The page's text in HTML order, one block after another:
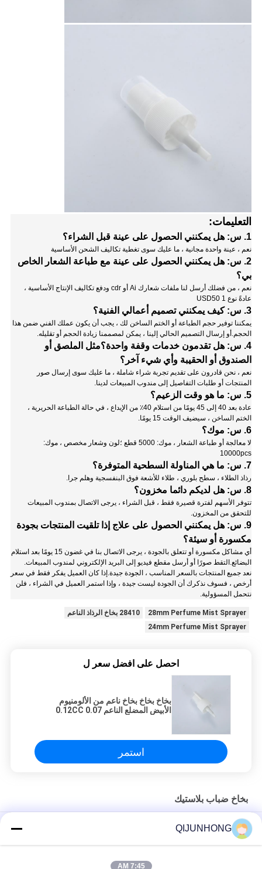
التعليمات:
1. س: هل يمكنني الحصول على عينة قبل الشراء؟
نعم ، عينة واحدة مجانية ، ما عليك سوى تغطية تكاليف الشحن الأساسية
2. س: هل يمكنني الحصول على عينة مع طباعة الشعار الخاص
بي؟
نعم ، من فضلك أرسل لنا ملفات شعارك Ai أو cdr ودفع تكاليف الإنتاج الأساسية ،
عادةً نوع 1 USD50
3. س: كيف يمكنني تصميم أعمالي الفنية؟
يمكننا توفير حجم الطباعة أو الختم الساخن لك ، يجب أن يكون عملك الفني ضمن هذا
الحجم.أو إرسال التصميم الحالي إلينا ، يمكن لمصممنا زيادة الحجم أو تقليله.
4. س: هل تقدمون خدمات وقفة واحدة؟مثل الملصق أو
الصندوق أو الحقيبة وأي شيء آخر؟
نعم ، نحن قادرون على تقديم تجربة شراء شاملة ، ما عليك سوى إرسال صور
المنتجات أو طلبات التفاصيل إلى مندوب المبيعات لدينا.
5. س: ما هو وقت الزعيم؟
عادة بعد 40 إلى 45 يومًا من استلام 40٪ من الإيداع ، في حالة الطباعة الحريرية ،
الختم الساخن ، سيضيف الوقت 15 يومًا.
6. س: موك؟
لا معالجة أو طباعة الشعار ، موك: 5000 قطع ؛لون وشعار مخصص ، موك:
10000pcs
7. س: ما هي المناولة السطحية المتوفرة؟
رذاذ الطلاء ، سطح بلوري ، طلاء للأشعة فوق البنفسجية وهلم جرا.
8. س: هل لديكم دائما مخزون؟
تتوفر الأسهم لفترة قصيرة فقط ، قبل الشراء ، يرجى الاتصال بمندوب المبيعات
للتحقق من المخزون.
9. س: هل يمكنني الحصول على علاج إذا تلقيت المنتجات بجودة
مكسورة أو سيئة؟
أي مشاكل مكسورة أو تتعلق بالجودة ، يرجى الاتصال بنا في غضون 15 يومًا بعد استلام
البضائع.التقط صورًا أو أرسل مقطع فيديو إلى البريد الإلكتروني لمندوب المبيعات.
نعد جميع المنتجات بالسعر المناسب ، الجودة جيدة.إذا كان العميل يفكر فقط في سعر
أرخص ، فسوف نذكرك أن الجودة ليست جيدة ، وإذا استمر العميل في الشراء ، فلن
نتحمل المسؤولية.
28mm Perfume Mist Sprayer
28410 بخاخ الرذاذ الناعم
24mm Perfume Mist Sprayer
احصل على افضل سعر ل
بخاخ بخاخ بخاخ ناعم من الألومنيوم
الأبيض المضلع الناعم 0.12CC 0.07
استمر
بخاخ ضباب بلاستيك
80 مل 100 مل بخاخ ضباب بلاستيكي ، بخاخ ضباب مضلع مع غطاء
شفاف
QIJUNHONG
7:45 AM